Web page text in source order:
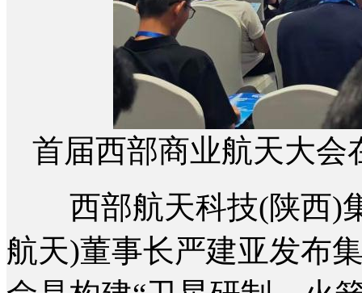
首届西部商业航天大会
西部航天科技(陕西)
航天)董事长严建亚发布